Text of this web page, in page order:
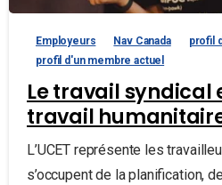
Employeurs Nav Canada
profil
profil d'un membre actuel
Le travail syndical
travail
L’UCET représente les
s’occupent de la planification,